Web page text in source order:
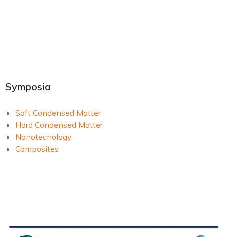
Symposia
Soft Condensed Matter
Hard Condensed Matter
Nanotecnology
Composites